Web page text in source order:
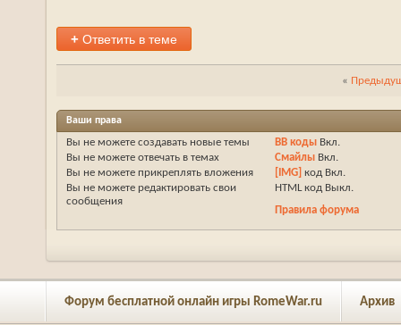
+ Ответить в теме
«
Ваши права
Вы не можете создавать новые темы
Вы не можете отвечать в темах
Вы не можете прикреплять вложения
Вы не можете редактировать свои
сообщения
BB коды Вкл.
Смайлы Вкл.
[IMG] код Вкл.
HTML код Выкл.
Правила форума
Форум бесплатной онлайн игры RomeWar.ru Архив